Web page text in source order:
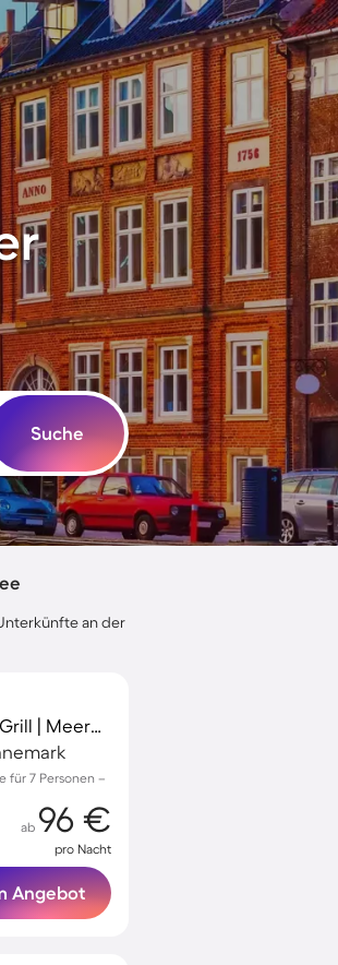
Suche
an der
Ferienhaus mit Terrasse, Whirlpool und Grill | Meerblick
für 7 Personen –
ab 96 €
pro Nacht
Angebot